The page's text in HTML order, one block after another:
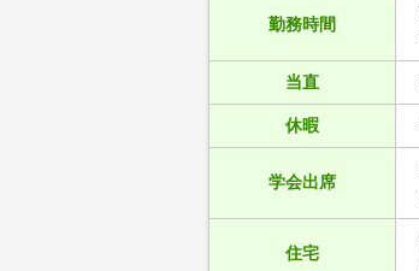
勤務時間
当直
休暇
学会出席
住宅